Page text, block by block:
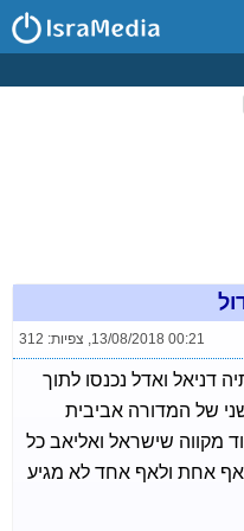
13/08/2018 00:21
, צפיות: 312
דניאל ואדל נכנסו לתוך
של המדורה אביבית
מקווה שישראל ואליאב כל
אחת ולאף אחד לא מגיע